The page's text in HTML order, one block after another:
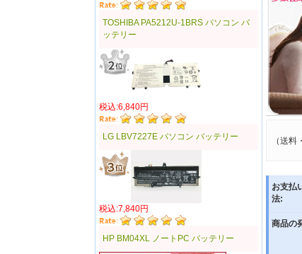
TOSHIBA PA5212U-1BRS パソコン バ
ッテリー
税込:6,840円
LG LBV7227E パソコン バッテリー
税込:7,840円
HP BM04XL ノートPC バッテリー
（送
お支払
法:
商品の